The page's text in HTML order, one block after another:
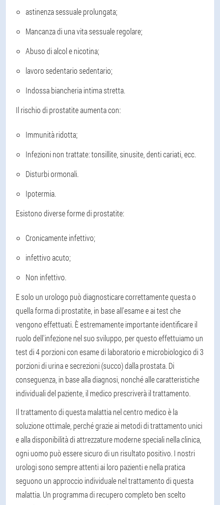
astinenza sessuale prolungata;
Mancanza di una vita sessuale regolare;
Abuso di alcol e nicotina;
lavoro sedentario sedentario;
Indossa biancheria intima stretta.
Il rischio di prostatite aumenta con:
Immunità ridotta;
Infezioni non trattate: tonsillite, sinusite, denti cariati, ecc.
Disturbi ormonali.
Ipotermia.
Esistono diverse forme di prostatite:
Cronicamente infettivo;
infettivo acuto;
Non infettivo.
E solo un urologo può diagnosticare correttamente questa o
quella forma di prostatite, in base all'esame e ai test che
vengono effettuati. È estremamente importante identificare il
ruolo dell'infezione nel suo sviluppo, per questo effettuiamo un
test di 4 porzioni con esame di laboratorio e microbiologico di 3
porzioni di urina e secrezioni (succo) dalla prostata. Di
conseguenza, in base alla diagnosi, nonché alle caratteristiche
individuali del paziente, il medico prescriverà il trattamento.
Il trattamento di questa malattia nel centro medico è la
soluzione ottimale, perché grazie ai metodi di trattamento unici
e alla disponibilità di attrezzature moderne speciali nella clinica,
ogni uomo può essere sicuro di un risultato positivo. I nostri
urologi sono sempre attenti ai loro pazienti e nella pratica
seguono un approccio individuale nel trattamento di questa
malattia. Un programma di recupero completo ben scelto